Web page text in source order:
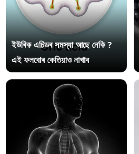
ইউৰিক এচিডৰ সমস্যা আছে নেকি ?
এই ফলবোৰ কেতিয়াও নাখাব